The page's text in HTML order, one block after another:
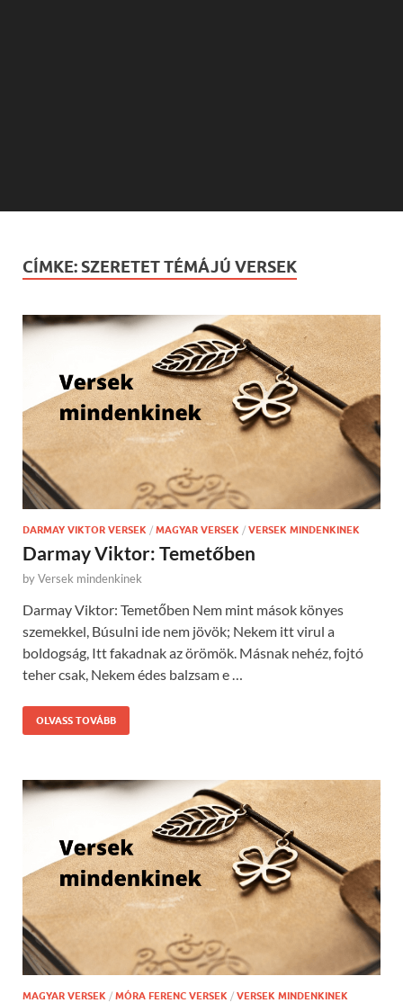
CÍMKE: SZERETET TÉMÁJÚ VERSEK
DARMAY VIKTOR VERSEK / MAGYAR VERSEK / VERSEK MINDENKINEK
Darmay Viktor: Temetőben
byVersek mindenkinek
Darmay Viktor: Temetőben Nem mint mások könyes
szemekkel, Búsulni ide nem jövök; Nekem itt virul a
boldogság, Itt fakadnak az örömök. Másnak nehéz, fojtó
teher csak, Nekem édes balzsam e …
OLVASS TOVÁBB
MAGYAR VERSEK / MÓRA FERENC VERSEK / VERSEK MINDENKINEK